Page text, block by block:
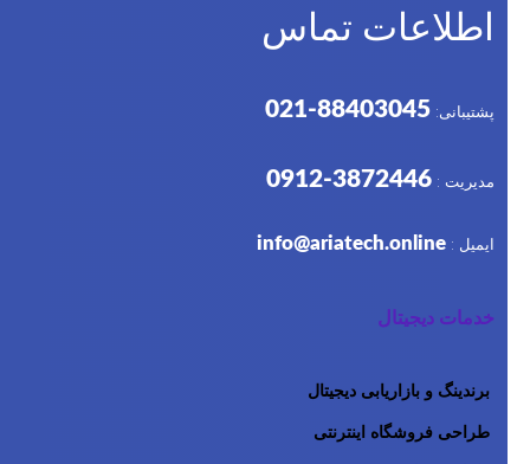
اطلاعات تماس
پشتیبانی:88403045-021
مدیریت :3872446-0912
ایمیل :info@ariatech.online
خدمات دیجیتال
برندینگ و بازاریابی دیجیتال
طراحی فروشگاه اینترنتی